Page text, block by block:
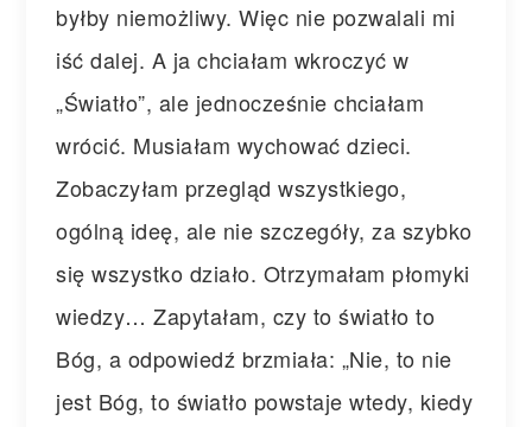
byłby niemożliwy. Więc nie pozwalali mi
iść dalej. A ja chciałam wkroczyć w
„Światło”, ale jednocześnie chciałam
wrócić. Musiałam wychować dzieci.
Zobaczyłam przegląd wszystkiego,
ogólną ideę, ale nie szczegóły, za szybko
się wszystko działo. Otrzymałam płomyki
wiedzy… Zapytałam, czy to światło to
Bóg, a odpowiedź brzmiała: „Nie, to nie
jest Bóg, to światło powstaje wtedy, kiedy